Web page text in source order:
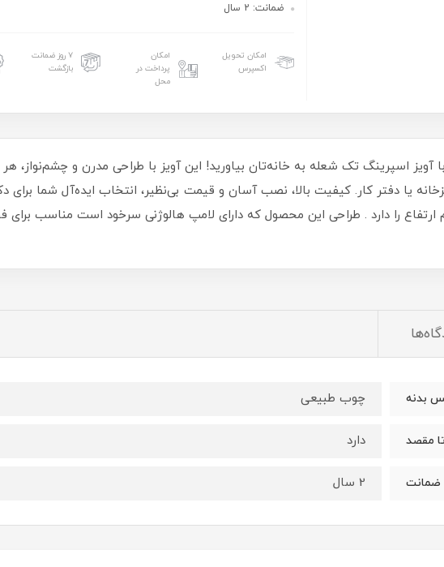
ضمانت: 2 سال
امکان تحویل
اکسپرس
امکان
پرداخت در
محل
۷ روز ضمانت
بازگشت
با آویز اسپرینگ تک شعله به خانه‌تان بیاورید! این آویز با طراحی مدرن و
یا دفتر کار. کیفیت بالا، نصب آسان و قیمت بی‌نظیر، انتخاب ایده‌آل شما
را دارد . طراحی این‌ محصول که دارای لامپ هالوژنی سرخود است مناسب برای
بدنه چوب طبیعی
مقصد دارد
ضمانت 2 سال